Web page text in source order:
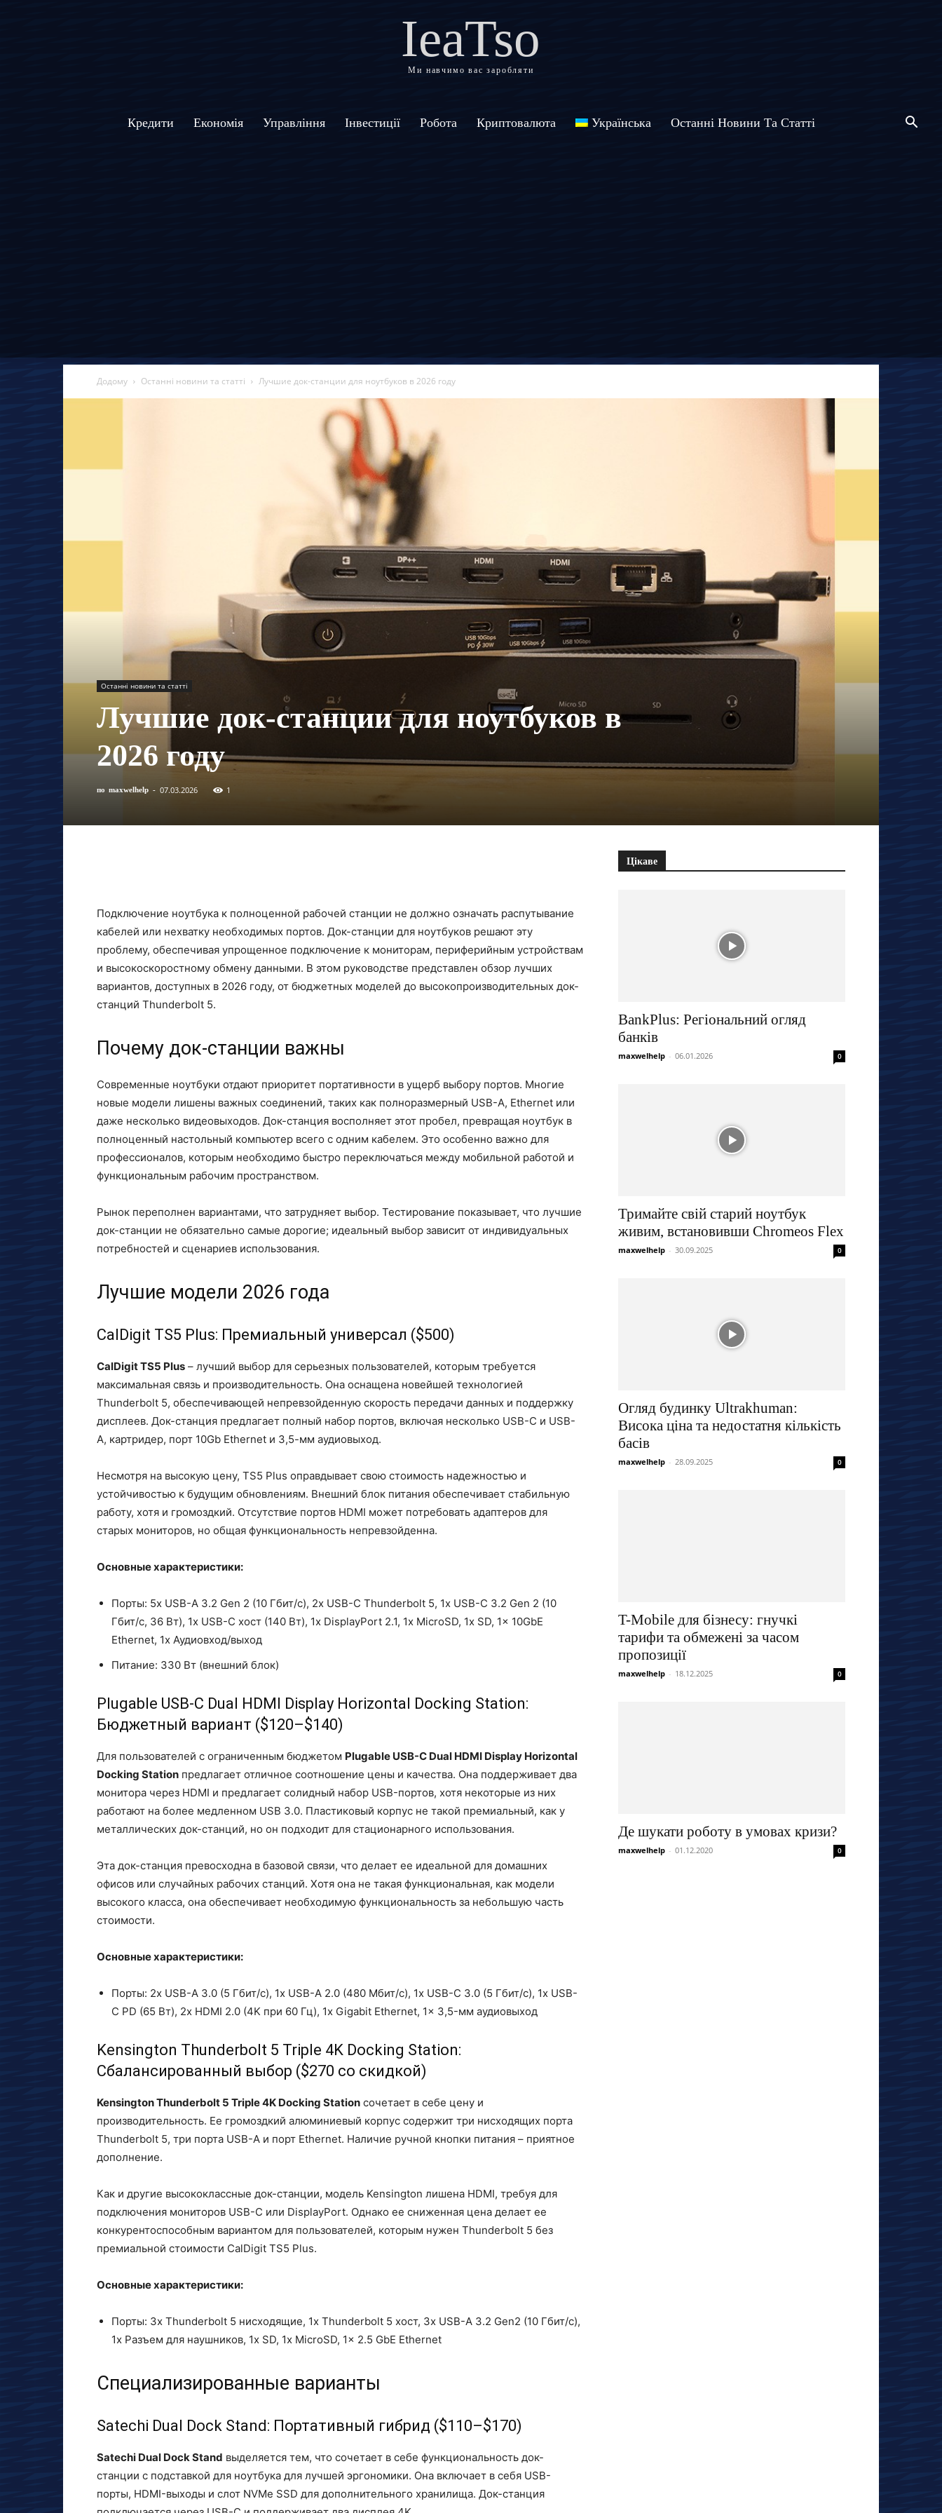
IeaTso
Ми навчимо вас заробляти
Кредити Економія Управління Інвестиції Робота Криптовалюта Українська Останні Новини Та Статті
Додому Останні новини та статті Лучшие док-станции для ноутбуков в 2026 году
Останні новини та статті
Лучшие док-станции для ноутбуков в
2026 году
по maxwelhelp - 07.03.2026 1
Подключение ноутбука к полноценной рабочей станции не должно означать распутывание
кабелей или нехватку необходимых портов. Док-станции для ноутбуков решают эту
проблему, обеспечивая упрощенное подключение к мониторам, периферийным устройствам
и высокоскоростному обмену данными. В этом руководстве представлен обзор лучших
вариантов, доступных в 2026 году, от бюджетных моделей до высокопроизводительных док-
станций Thunderbolt 5.
Почему док-станции важны
Современные ноутбуки отдают приоритет портативности в ущерб выбору портов. Многие
новые модели лишены важных соединений, таких как полноразмерный USB-A, Ethernet или
даже несколько видеовыходов. Док-станция восполняет этот пробел, превращая ноутбук в
полноценный настольный компьютер всего с одним кабелем. Это особенно важно для
профессионалов, которым необходимо быстро переключаться между мобильной работой и
функциональным рабочим пространством.
Рынок переполнен вариантами, что затрудняет выбор. Тестирование показывает, что лучшие
док-станции не обязательно самые дорогие; идеальный выбор зависит от индивидуальных
потребностей и сценариев использования.
Лучшие модели 2026 года
CalDigit TS5 Plus: Премиальный универсал ($500)
CalDigit TS5 Plus – лучший выбор для серьезных пользователей, которым требуется
максимальная связь и производительность. Она оснащена новейшей технологией
Thunderbolt 5, обеспечивающей непревзойденную скорость передачи данных и поддержку
дисплеев. Док-станция предлагает полный набор портов, включая несколько USB-C и USB-
A, картридер, порт 10Gb Ethernet и 3,5-мм аудиовыход.
Несмотря на высокую цену, TS5 Plus оправдывает свою стоимость надежностью и
устойчивостью к будущим обновлениям. Внешний блок питания обеспечивает стабильную
работу, хотя и громоздкий. Отсутствие портов HDMI может потребовать адаптеров для
старых мониторов, но общая функциональность непревзойденна.
Основные характеристики:
Порты: 5x USB-A 3.2 Gen 2 (10 Гбит/с), 2x USB-C Thunderbolt 5, 1x USB-C 3.2 Gen 2 (10
Гбит/с, 36 Вт), 1x USB-C хост (140 Вт), 1x DisplayPort 2.1, 1x MicroSD, 1x SD, 1x 10GbE
Ethernet, 1x Аудиовход/выход
Питание: 330 Вт (внешний блок)
Plugable USB-C Dual HDMI Display Horizontal Docking Station:
Бюджетный вариант ($120–$140)
Для пользователей с ограниченным бюджетом Plugable USB-C Dual HDMI Display Horizontal
Docking Station предлагает отличное соотношение цены и качества. Она поддерживает два
монитора через HDMI и предлагает солидный набор USB-портов, хотя некоторые из них
работают на более медленном USB 3.0. Пластиковый корпус не такой премиальный, как у
металлических док-станций, но он подходит для стационарного использования.
Эта док-станция превосходна в базовой связи, что делает ее идеальной для домашних
офисов или случайных рабочих станций. Хотя она не такая функциональная, как модели
высокого класса, она обеспечивает необходимую функциональность за небольшую часть
стоимости.
Основные характеристики:
Порты: 2x USB-A 3.0 (5 Гбит/с), 1x USB-A 2.0 (480 Мбит/с), 1x USB-C 3.0 (5 Гбит/с), 1x USB-
C PD (65 Вт), 2x HDMI 2.0 (4K при 60 Гц), 1x Gigabit Ethernet, 1x 3,5-мм аудиовыход
Kensington Thunderbolt 5 Triple 4K Docking Station:
Сбалансированный выбор ($270 со скидкой)
Kensington Thunderbolt 5 Triple 4K Docking Station сочетает в себе цену и
производительность. Ее громоздкий алюминиевый корпус содержит три нисходящих порта
Thunderbolt 5, три порта USB-A и порт Ethernet. Наличие ручной кнопки питания – приятное
дополнение.
Как и другие высококлассные док-станции, модель Kensington лишена HDMI, требуя для
подключения мониторов USB-C или DisplayPort. Однако ее сниженная цена делает ее
конкурентоспособным вариантом для пользователей, которым нужен Thunderbolt 5 без
премиальной стоимости CalDigit TS5 Plus.
Основные характеристики:
Порты: 3x Thunderbolt 5 нисходящие, 1x Thunderbolt 5 хост, 3x USB-A 3.2 Gen2 (10 Гбит/с),
1x Разъем для наушников, 1x SD, 1x MicroSD, 1x 2.5 GbE Ethernet
Специализированные варианты
Satechi Dual Dock Stand: Портативный гибрид ($110–$170)
Satechi Dual Dock Stand выделяется тем, что сочетает в себе функциональность док-
станции с подставкой для ноутбука для лучшей эргономики. Она включает в себя USB-
порты, HDMI-выходы и слот NVMe SSD для дополнительного хранилища. Док-станция
Цікаве
BankPlus: Регіональний огляд
банків
maxwelhelp - 06.01.2026 0
Тримайте свій старий ноутбук
живим, встановивши Chromeos Flex
maxwelhelp - 30.09.2025 0
Огляд будинку Ultrakhuman:
Висока ціна та недостатня кількість
басів
maxwelhelp - 28.09.2025 0
T-Mobile для бізнесу: гнучкі
тарифи та обмежені за часом
пропозиції
maxwelhelp - 18.12.2025 0
Де шукати роботу в умовах кризи?
maxwelhelp - 01.12.2020 0